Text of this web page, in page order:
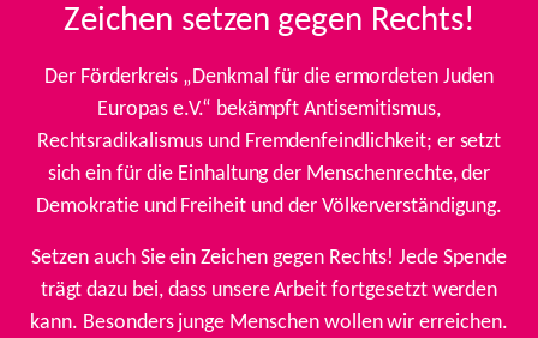
Zeichen setzen gegen Rechts!
Der Förderkreis „Denkmal für die ermordeten Juden
Europas e.V.“ bekämpft Antisemitismus,
Rechtsradikalismus und Fremdenfeindlichkeit; er setzt
sich ein für die Einhaltung der Menschenrechte, der
Demokratie und Freiheit und der Völkerverständigung.
Setzen auch Sie ein Zeichen gegen Rechts! Jede Spende
trägt dazu bei, dass unsere Arbeit fortgesetzt werden
kann. Besonders junge Menschen wollen wir erreichen.